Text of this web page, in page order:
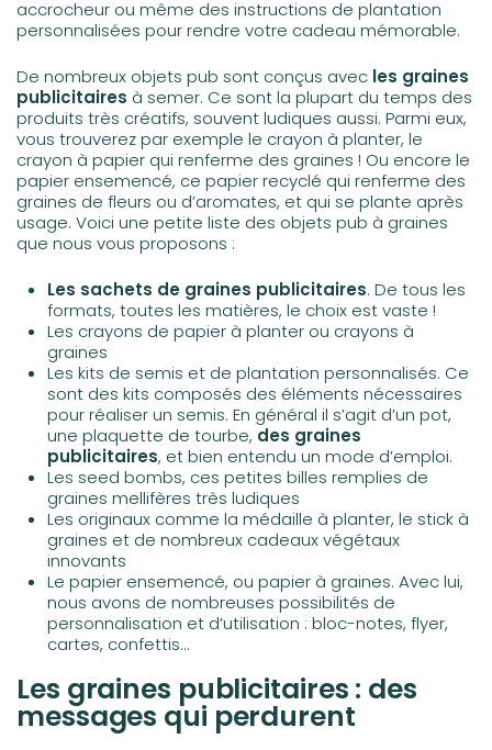
accrocheur ou même des instructions de plantation
personnalisées pour rendre votre cadeau mémorable.
De nombreux objets pub sont conçus avec les graines
publicitaires à semer. Ce sont la plupart du temps des
produits très créatifs, souvent ludiques aussi. Parmi eux,
vous trouverez par exemple le crayon à planter, le
crayon à papier qui renferme des graines ! Ou encore le
papier ensemencé, ce papier recyclé qui renferme des
graines de fleurs ou d’aromates, et qui se plante après
usage. Voici une petite liste des objets pub à graines
que nous vous proposons :
Les sachets de graines publicitaires. De tous les
formats, toutes les matières, le choix est vaste !
Les crayons de papier à planter ou crayons à
graines
Les kits de semis et de plantation personnalisés. Ce
sont des kits composés des éléments nécessaires
pour réaliser un semis. En général il s’agit d’un pot,
une plaquette de tourbe, des graines
publicitaires, et bien entendu un mode d’emploi.
Les seed bombs, ces petites billes remplies de
graines mellifères très ludiques
Les originaux comme la médaille à planter, le stick à
graines et de nombreux cadeaux végétaux
innovants
Le papier ensemencé, ou papier à graines. Avec lui,
nous avons de nombreuses possibilités de
personnalisation et d’utilisation : bloc-notes, flyer,
cartes, confettis…
Les graines publicitaires : des
messages qui perdurent